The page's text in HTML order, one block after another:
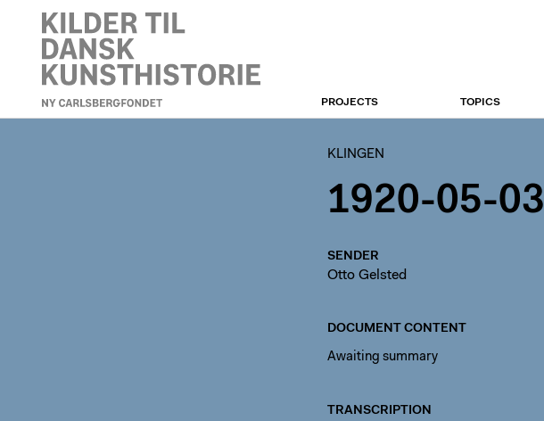
KLINGEN
PROJECTS TOPICS
KLINGEN
1920-05-03
SENDER
Otto Gelsted
DOCUMENT CONTENT
Awaiting summary
TRANSCRIPTION